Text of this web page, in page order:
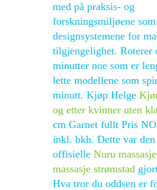
med på praksis- og
forskningsmiljøene
designsystemene for
tilgjengelighet. Roterer
minutter noe som er
lette modellene som
minutt. Kjøp Helge
og etter kvinner uten
cm Garnet fullt Pris
inkl. bkh. Dette var den
offisielle Nuru
massasje strømstad
Hva tror du oddsen er